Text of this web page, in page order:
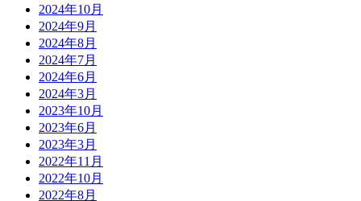
2024年10月
2024年9月
2024年8月
2024年7月
2024年6月
2024年3月
2023年10月
2023年6月
2023年3月
2022年11月
2022年10月
2022年8月